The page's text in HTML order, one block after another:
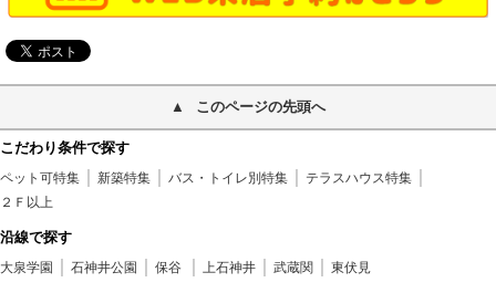
このページの先頭へ
こだわり条件で探す
ペット可特集 新築特集 バス・トイレ別特集
テラスハウス特集
２Ｆ以上
沿線で探す
大泉学園 石神井公園 保谷 上石神井 武蔵関 東伏見